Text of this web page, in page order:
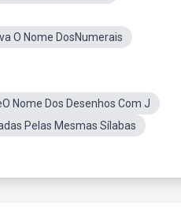
O Nome DosNumerais
Nome Dos Desenhos Com J
Pelas Mesmas Sílabas